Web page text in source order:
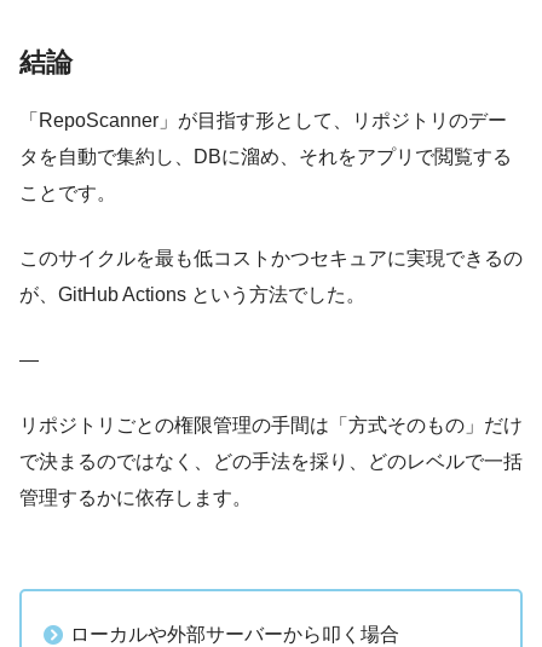
結論
「RepoScanner」が目指す形として、リポジトリのデー
タを自動で集約し、DBに溜め、それをアプリで閲覧する
ことです。
このサイクルを最も低コストかつセキュアに実現できるの
が、GitHub Actions という方法でした。
—
リポジトリごとの権限管理の手間は「方式そのもの」だけ
で決まるのではなく、どの手法を採り、どのレベルで一括
管理するかに依存します。
ローカルや外部サーバーから叩く場合